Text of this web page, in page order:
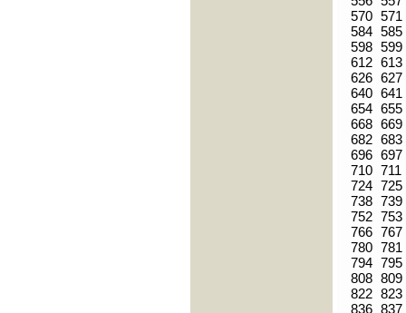
570 571
584 585
598 599
612 613
626 627
640 641
654 655
668 669
682 683
696 697
710 711
724 725
738 739
752 753
766 767
780 781
794 795
808 809
822 823
836 837